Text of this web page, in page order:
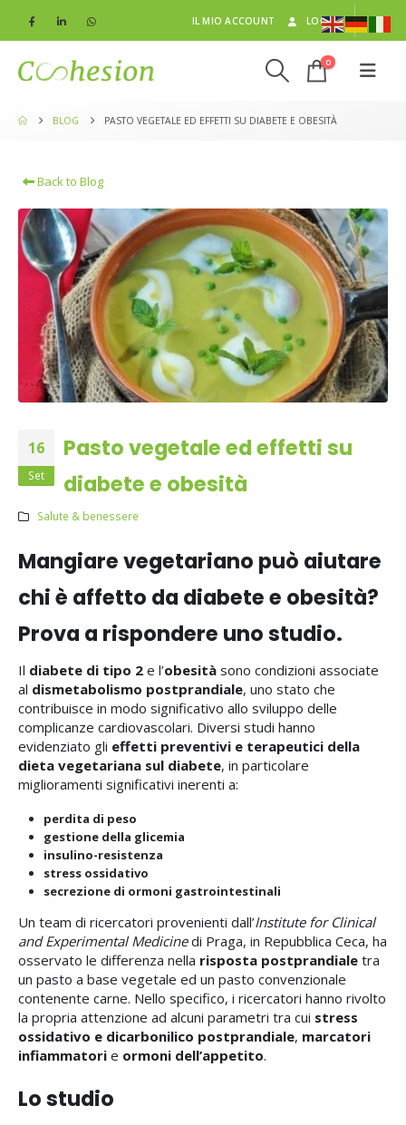
IL MIO ACCOUNT LOG IN
0
BLOG PASTO VEGETALE ED EFFETTI SU DIABETE E OBESITÀ
Back to Blog
16
Set
Pasto vegetale ed effetti su
diabete e obesità
Salute & benessere
Mangiare vegetariano può aiutare
chi è affetto da diabete e obesità?
Prova a rispondere uno studio.
Il diabete di tipo 2 e l’obesità sono condizioni associate
al dismetabolismo postprandiale, uno stato che
contribuisce in modo significativo allo sviluppo delle
complicanze cardiovascolari. Diversi studi hanno
evidenziato gli effetti preventivi e terapeutici della
dieta vegetariana sul diabete, in particolare
miglioramenti significativi inerenti a:
perdita di peso
gestione della glicemia
insulino-resistenza
stress ossidativo
secrezione di ormoni gastrointestinali
Un team di ricercatori provenienti dall’Institute for Clinical
and Experimental Medicinedi Praga, in Repubblica Ceca, ha
osservato le differenza nella risposta postprandiale tra
un pasto a base vegetale ed un pasto convenzionale
contenente carne. Nello specifico, i ricercatori hanno rivolto
la propria attenzione ad alcuni parametri tra cui stress
ossidativo e dicarbonilico postprandiale, marcatori
infiammatori e ormoni dell’appetito.
Lo studio